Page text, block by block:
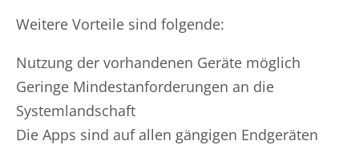
Weitere Vorteile sind folgende:
Nutzung der vorhandenen Geräte möglich
Geringe Mindestanforderungen an die
Systemlandschaft
Die Apps sind auf allen gängigen Endgeräten